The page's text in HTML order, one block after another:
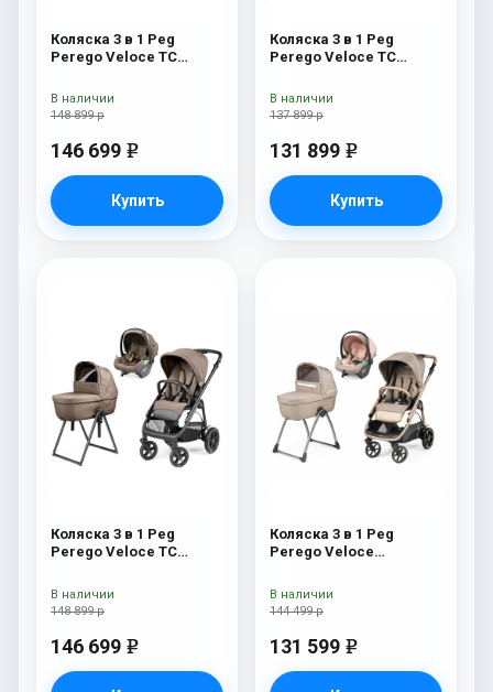
Коляска 3 в 1 Peg
Perego Veloce TC
Amour New
148 899 р
146 699 e
Купить
В наличии
Коляска 3 в 1 Peg
Perego Veloce TC
Shine
137 899 р
131 899 e
Купить
В наличии
Коляска 3 в 1 Peg
Perego Veloce TC
Bark New
148 899 р
146 699 e
В наличии
Коляска 3 в 1 Peg
Perego Veloce
Amour
144 499 р
131 599 e
В наличии